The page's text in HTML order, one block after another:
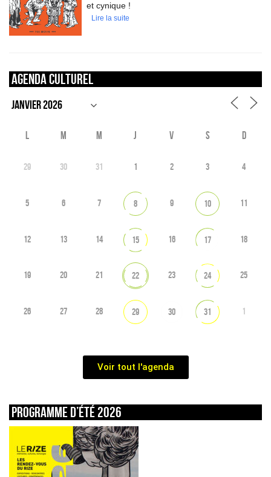
et cynique !
Lire la suite
Agenda culturel
L M M J V S D
29 30 31 1 2 3 4
5 6 7 8 9 10 11
12 13 14 15 16 17 18
19 20 21 22 23 24 25
26 27 28 29 30 31 1
Voir tout l'agenda
Programme d’été 2026